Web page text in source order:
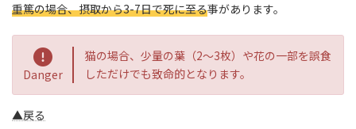
重篤の場合、摂取から3-7日で死に至る事があります。
Danger
猫の場合、少量の葉（2〜3枚）や花の一部を誤食
しただけでも致命的となります。
▲戻る